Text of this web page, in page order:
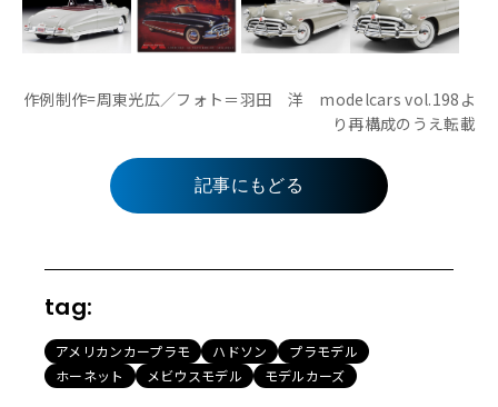
作例制作=周東光広／フォト＝羽田 洋 modelcars vol.198よ
り再構成のうえ転載
記事にもどる
tag:
アメリカンカープラモ ハドソン
プラモデル
ホーネット
メビウスモデル モデルカーズ